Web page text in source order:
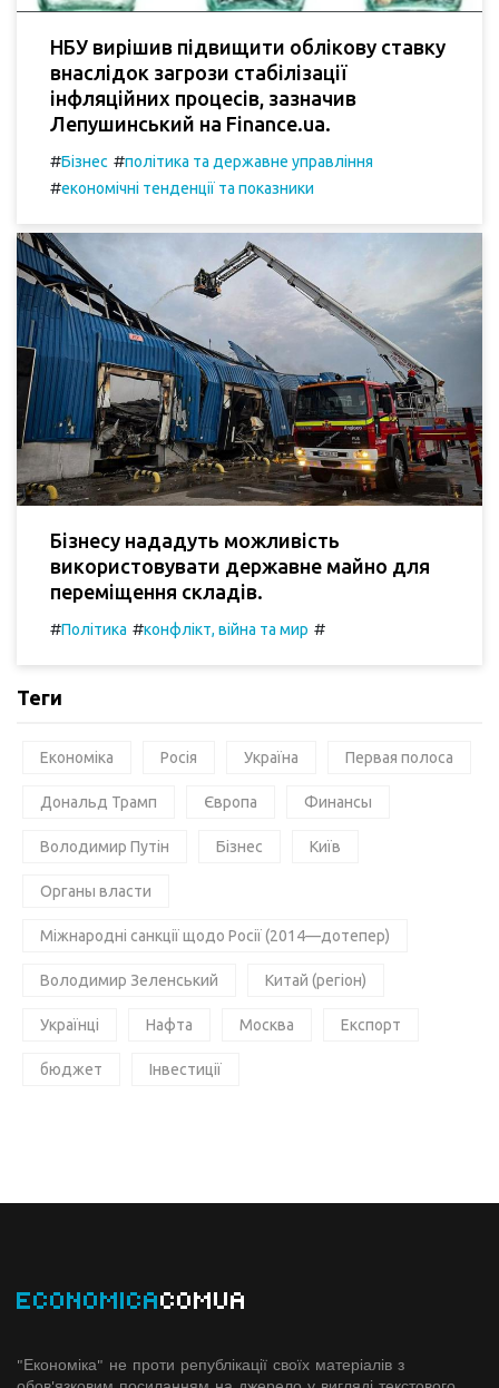
НБУ вирішив підвищити облікову ставку
внаслідок загрози стабілізації
інфляційних процесів, зазначив
Лепушинський на Finance.ua.
#Бізнес #політика та державне управління
#економічні тенденції та показники
Бізнесу нададуть можливість
використовувати державне майно для
переміщення складів.
#Політика #конфлікт, війна та мир #
Теги
Економіка Росія Україна Первая полоса
Дональд Трамп Європа Финансы
Володимир Путін Бізнес Київ
Органы власти
Міжнародні санкції щодо Росії (2014—дотепер)
Володимир Зеленський Китай (регіон)
Українці Нафта Москва Експорт
бюджет Інвестиції
ECONOMICACOMUA
"Економіка" не проти републікації своїх матеріалів з